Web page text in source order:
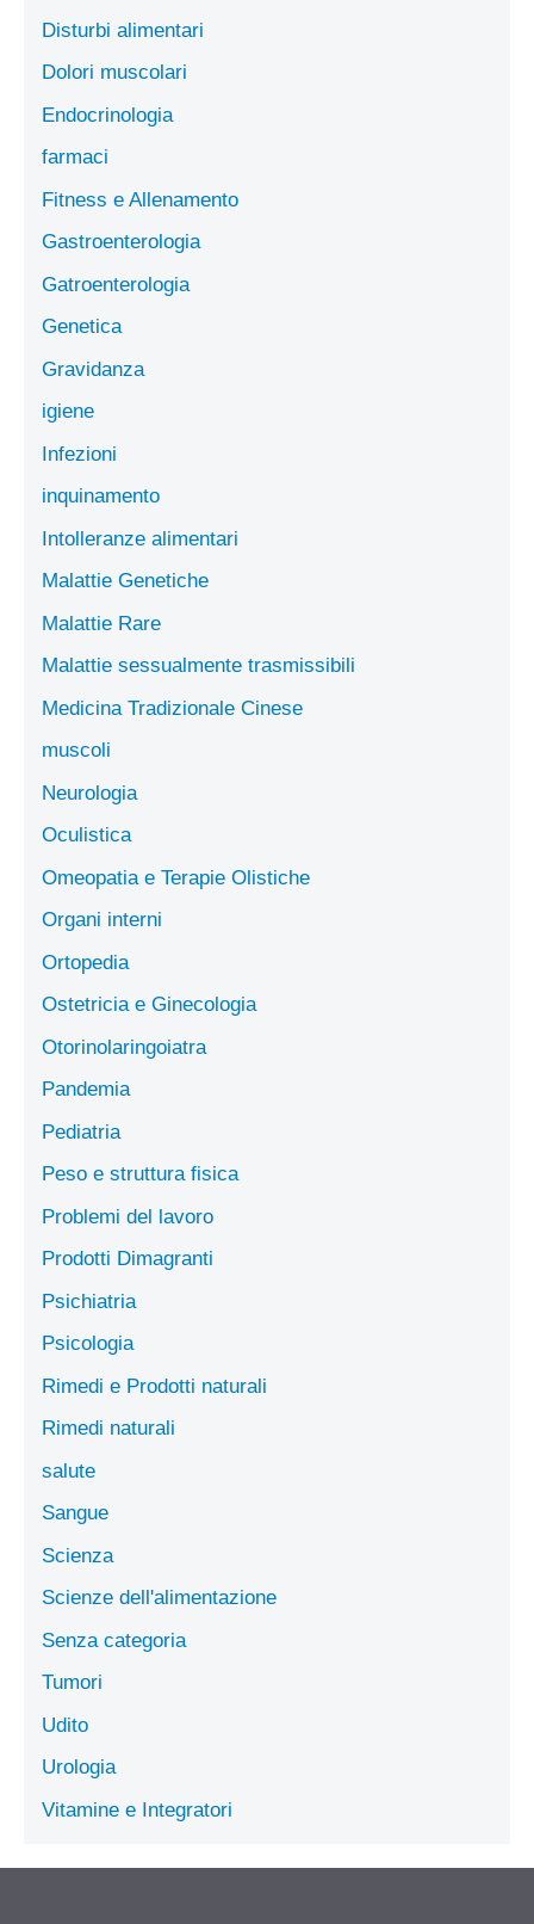
Disturbi alimentari
Dolori muscolari
Endocrinologia
farmaci
Fitness e Allenamento
Gastroenterologia
Gatroenterologia
Genetica
Gravidanza
igiene
Infezioni
inquinamento
Intolleranze alimentari
Malattie Genetiche
Malattie Rare
Malattie sessualmente trasmissibili
Medicina Tradizionale Cinese
muscoli
Neurologia
Oculistica
Omeopatia e Terapie Olistiche
Organi interni
Ortopedia
Ostetricia e Ginecologia
Otorinolaringoiatra
Pandemia
Pediatria
Peso e struttura fisica
Problemi del lavoro
Prodotti Dimagranti
Psichiatria
Psicologia
Rimedi e Prodotti naturali
Rimedi naturali
salute
Sangue
Scienza
Scienze dell'alimentazione
Senza categoria
Tumori
Udito
Urologia
Vitamine e Integratori